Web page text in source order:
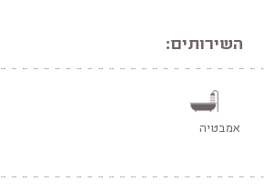
השירותים:
אמבטיה